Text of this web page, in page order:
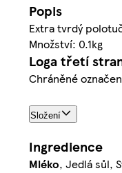
Popis
Extra tvrdý
Množství: 0.1kg
Loga třetí
Chráněné
Složení
Ingredience
Mléko, Jedlá sůl,